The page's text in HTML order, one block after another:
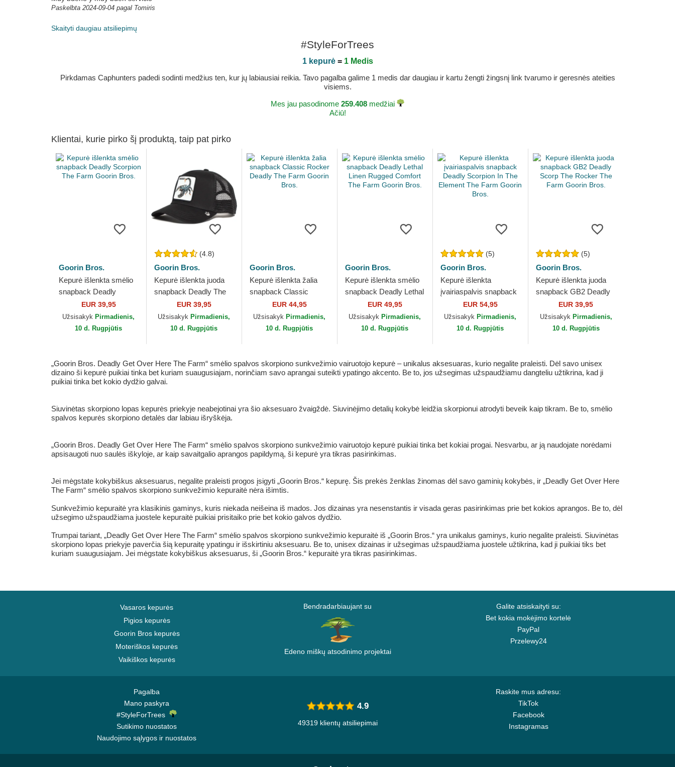
Paskelbta 2024-09-04 pagal Tomiris
Skaityti daugiau atsiliepimų
#StyleForTrees
1 kepurė= 1 Medis
Pirkdamas Caphunters padedi sodinti medžius ten, kur jų labiausiai reikia. Tavo pagalba galime 1 medis dar daugiau ir kartu žengti žingsnį link tvarumo ir geresnės ateities
visiems.
Mes jau pasodinome 259.408 medžiai
Ačiū!
Klientai, kurie pirko šį produktą, taip pat pirko
Goorin Bros.
Kepurė išlenkta smėlio
snapback Deadly
Scorpion The Farm
Goorin Bros.
EUR 39,95
Užsisakyk Pirmadienis,
10 d. Rugpjūtis
(4.8)
Goorin Bros.
Kepurė išlenkta juoda
snapback Deadly The
Deadliest Scorpion The
Farm Goorin Bros.
EUR 39,95
Užsisakyk Pirmadienis,
10 d. Rugpjūtis
Goorin Bros.
Kepurė išlenkta žalia
snapback Classic
Rocker Deadly The
Farm Goorin Bros.
EUR 44,95
Užsisakyk Pirmadienis,
10 d. Rugpjūtis
Goorin Bros.
Kepurė išlenkta smėlio
snapback Deadly Lethal
Linen Rugged Comfort
The Farm Goorin Bros.
EUR 49,95
Užsisakyk Pirmadienis,
10 d. Rugpjūtis
(5)
Goorin Bros.
Kepurė išlenkta
įvairiaspalvis snapback
Deadly Scorpion In The
Element The Farm
Goorin Bros.
EUR 54,95
Užsisakyk Pirmadienis,
10 d. Rugpjūtis
(5)
Goorin Bros.
Kepurė išlenkta juoda
snapback GB2 Deadly
Scorp The Rocker The
Farm Goorin Bros.
EUR 39,95
Užsisakyk Pirmadienis,
10 d. Rugpjūtis
„Goorin Bros. Deadly Get Over Here The Farm“ smėlio spalvos skorpiono sunkvežimio vairuotojo kepurė – unikalus aksesuaras, kurio negalite praleisti. Dėl savo unisex
dizaino ši kepurė puikiai tinka bet kuriam suaugusiajam, norinčiam savo aprangai suteikti ypatingo akcento. Be to, jos užsegimas užspaudžiamu dangteliu užtikrina, kad ji
puikiai tinka bet kokio dydžio galvai.
Siuvinėtas skorpiono lopas kepurės priekyje neabejotinai yra šio aksesuaro žvaigždė. Siuvinėjimo detalių kokybė leidžia skorpionui atrodyti beveik kaip tikram. Be to, smėlio
spalvos kepurės skorpiono detalės dar labiau išryškėja.
„Goorin Bros. Deadly Get Over Here The Farm“ smėlio spalvos skorpiono sunkvežimio vairuotojo kepurė puikiai tinka bet kokiai progai. Nesvarbu, ar ją naudojate norėdami
apsisaugoti nuo saulės iškyloje, ar kaip savaitgalio aprangos papildymą, ši kepurė yra tikras pasirinkimas.
Jei mėgstate kokybiškus aksesuarus, negalite praleisti progos įsigyti „Goorin Bros.“ kepurę. Šis prekės ženklas žinomas dėl savo gaminių kokybės, ir „Deadly Get Over Here
The Farm“ smėlio spalvos skorpiono sunkvežimio kepuraitė nėra išimtis.
Sunkvežimio kepuraitė yra klasikinis gaminys, kuris niekada neišeina iš mados. Jos dizainas yra nesenstantis ir visada geras pasirinkimas prie bet kokios aprangos. Be to, dėl
užsegimo užspaudžiama juostele kepuraitė puikiai prisitaiko prie bet kokio galvos dydžio.
Trumpai tariant, „Deadly Get Over Here The Farm“ smėlio spalvos skorpiono sunkvežimio kepuraitė iš „Goorin Bros.“ yra unikalus gaminys, kurio negalite praleisti. Siuvinėtas
skorpiono lopas priekyje paverčia šią kepuraitę ypatingu ir išskirtiniu aksesuaru. Be to, unisex dizainas ir užsegimas užspaudžiama juostele užtikrina, kad ji puikiai tiks bet
kuriam suaugusiajam. Jei mėgstate kokybiškus aksesuarus, ši „Goorin Bros.“ kepuraitė yra tikras pasirinkimas.
Vasaros kepurės
Pigios kepurės
Goorin Bros kepurės
Moteriškos kepurės
Vaikiškos kepurės
Bendradarbiaujant su
Edeno miškų atsodinimo projektai
Galite atsiskaityti su:
Bet kokia mokėjimo kortelė
PayPal
Przelewy24
Pagalba
Mano paskyra
#StyleForTrees
Sutikimo nuostatos
Naudojimo sąlygos ir nuostatos
Raskite mus adresu:
TikTok
Facebook
Instagramas
4.9
49319 klientų atsiliepimai